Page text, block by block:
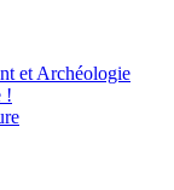
et Archéologie
!